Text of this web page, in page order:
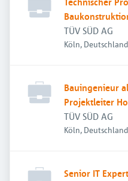
TÜV SÜD AG
Köln, Deutschland
Bauingenieur
Projektleiter
TÜV SÜD AG
Köln, Deutschland
Senior IT